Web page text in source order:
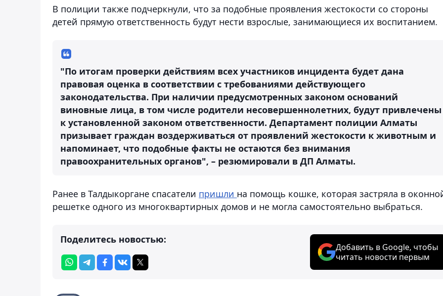
В полиции также подчеркнули, что за подобные проявления жестокости со стороны
детей прямую ответственность будут нести взрослые, занимающиеся их воспитанием.
"По итогам проверки действиям всех участников инцидента будет дана
правовая оценка в соответствии с требованиями действующего
законодательства. При наличии предусмотренных законом оснований
виновные лица, в том числе родители несовершеннолетних, будут привлечены
к установленной законом ответственности. Департамент полиции Алматы
призывает граждан воздерживаться от проявлений жестокости к животным и
напоминает, что подобные факты не остаются без внимания
правоохранительных органов", – резюмировали в ДП Алматы.
Ранее в Талдыкоргане спасатели пришли на помощь кошке, которая застряла в
решетке одного из многоквартирных домов и не могла самостоятельно выбраться.
Поделитесь новостью:
Добавить в Google, чтобы
читать новости первым